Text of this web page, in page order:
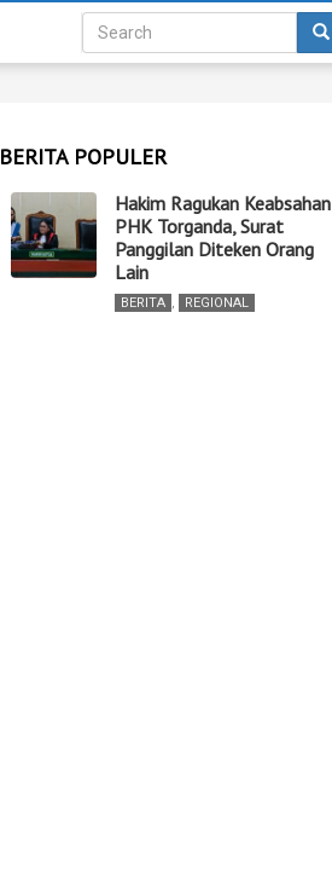
BERITA POPULER
Hakim Ragukan Keabsahan
PHK Torganda, Surat
Panggilan Diteken Orang
Lain
BERITA , REGIONAL